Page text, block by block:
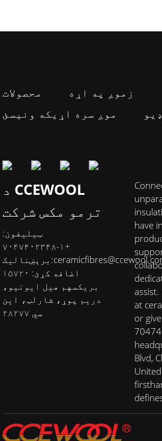
محصولات
زموږ په اړه
موږ سره اړیکه ونیسئ
د CCEWOOL
ترمو مکس شرکت
ټیلیفون:
+۱-۷۰۴۷۴۰۲۳۴۸
برېښنالیک:
اضافه کړئ: ۱۵۷۲۰
بریکسهم هیل ایونیو،
دریم پوړ، شارلټ، این
سي ۲۸۲۷۷
have
assist.
at
or
Blvd,